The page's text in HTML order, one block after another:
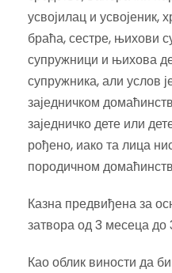
усвојилац и усвојеник,
браћа, сестре, њихови
супружници и њихова
супружника, али услов
заједничком
заједничко дете или
рођено, иако та лица
породичном
Казна предвиђена за
затвора од 3 месеца до
Као облик виности да